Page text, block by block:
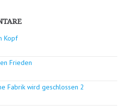
Kopf
Frieden
Fabrik wird geschlossen 2